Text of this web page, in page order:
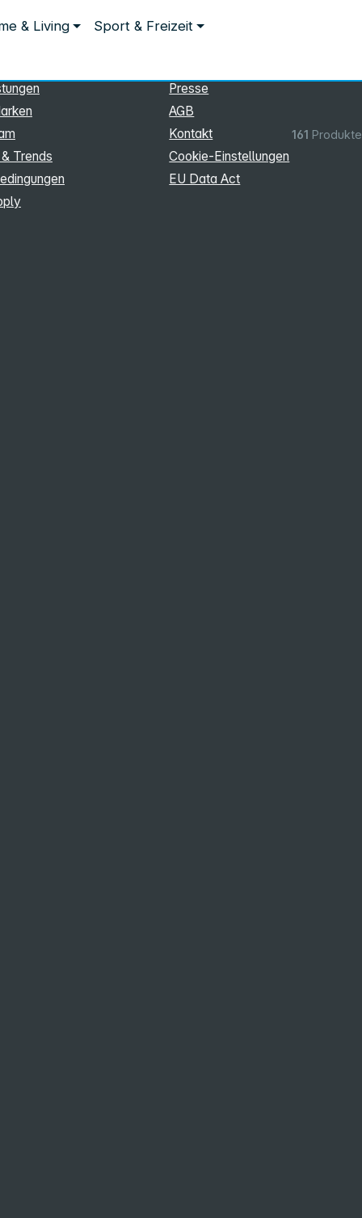
& Living Sport & Freizeit
161 Produkte
Trends
Presse
AGB
Kontakt
Cookie‑Einstellungen
EU Data Act